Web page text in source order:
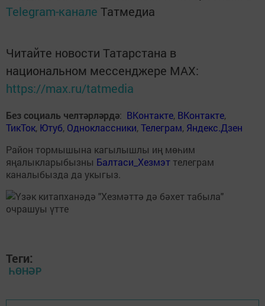
Telegram-канале Татмедиа
Читайте новости Татарстана в
национальном мессенджере MАХ:
https://max.ru/tatmedia
Без социаль челтәрләрдә: ВКонтакте, ВКонтакте,
ТикТок, Ютуб, Одноклассники,Телеграм, Яндекс.Дзен
Район тормышына кагылышлы иң мөһим
яңалыкларыбызны Балтаси_Хезмэт телеграм
каналыбызда да укыгыз.
Теги:
ҺӨНӘР